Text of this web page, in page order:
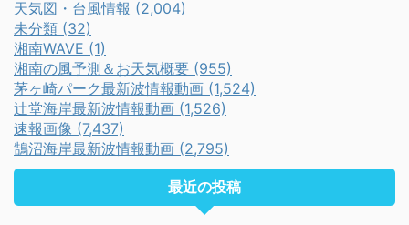
天気図・台風情報 (2,004)
未分類 (32)
湘南WAVE (1)
湘南の風予測＆お天気概要 (955)
茅ヶ崎パーク最新波情報動画 (1,524)
辻堂海岸最新波情報動画 (1,526)
速報画像 (7,437)
鵠沼海岸最新波情報動画 (2,795)
最近の投稿